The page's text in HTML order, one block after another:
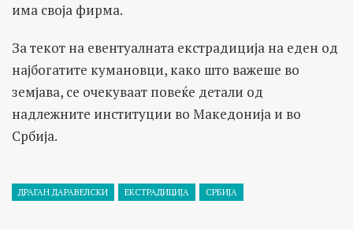
има своја фирма.
За текот на евентуалната екстрадиција на еден од
најбогатите кумановци, како што важеше во
земјава, се очекуваат повеќе детали од
надлежните институции во Македонија и во
Србија.
ДРАГАН ДАРАВЕЛСКИ ЕКСТРАДИЦИЈА СРБИЈА